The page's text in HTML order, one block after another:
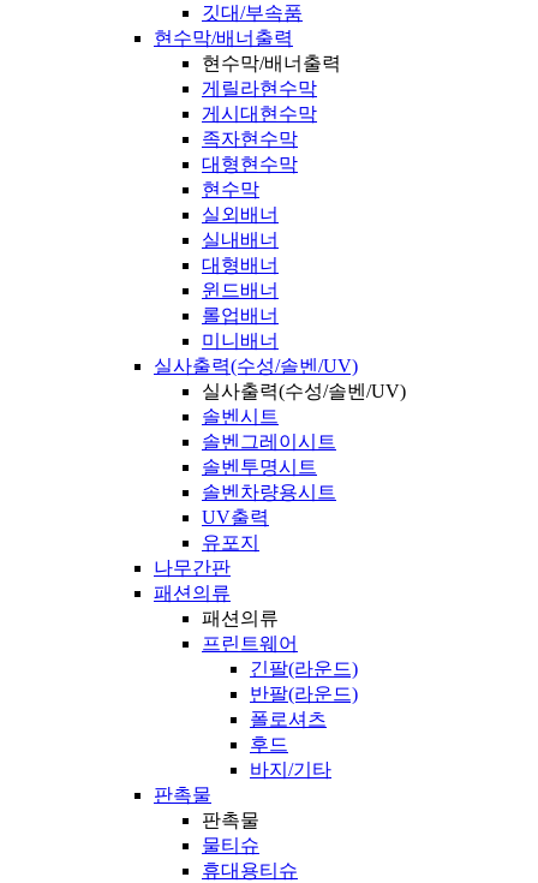
깃대/부속품
현수막/배너출력
현수막/배너출력
게릴라현수막
게시대현수막
족자현수막
대형현수막
현수막
실외배너
실내배너
대형배너
윈드배너
롤업배너
미니배너
실사출력(수성/솔벤/UV)
실사출력(수성/솔벤/UV)
솔벤시트
솔벤그레이시트
솔벤투명시트
솔벤차량용시트
UV출력
유포지
나무간판
패션의류
패션의류
프린트웨어
긴팔(라운드)
반팔(라운드)
폴로셔츠
후드
바지/기타
판촉물
판촉물
물티슈
휴대용티슈